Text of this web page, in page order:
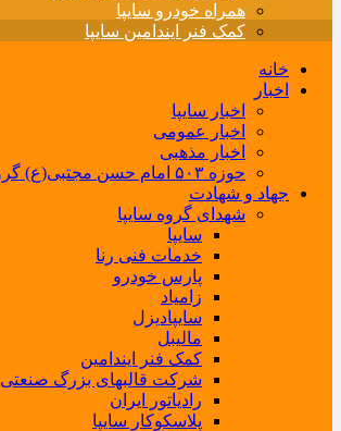
همراه خودرو سایپا
کمک فنر ایندامین سایپا
خانه
اخبار
اخبار سایپا
اخبار عمومی
اخبار مذهبی
حوزه ۵۰۳ امام حسن مجتبی(ع) گروه سایپا
جهاد و شهادت
شهدای گروه سایپا
سایپا
خدمات فنی رنا
پارس خودرو
زامیاد
سایپادیزل
مالیبل
کمک فنر ایندامین
شرکت قالبهای بزرگ صنعتی
رادیاتور ایران
پلاسکوکار سایپا